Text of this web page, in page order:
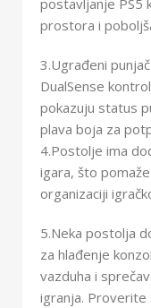
prostora i
3.Ugrađeni
DualSense
pokazuju status
plava boja za
4.Postolje ima
igara, što
organizaciji
5.Neka postolja
za hlađenje
vazduha i
igranja. Proverite